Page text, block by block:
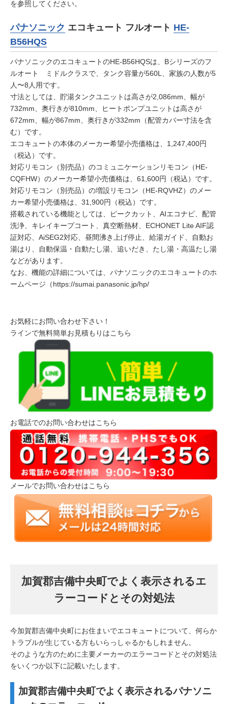
を参照してください。
パナソニック エコキュート フルオート HE-
B56HQS
パナソニックのエコキュートのHE-B56HQSは、Bシリーズのフ
ルオート ミドルクラスで、タンク容量が560L、家族の人数が5
人〜8人用です。
寸法としては、貯湯タンクユニットは高さが2,086mm、幅が
732mm、奥行きが810mm、ヒートポンプユニットは高さが
672mm、幅が867mm、奥行きが332mm（配管カバー寸法を含
む）です。
エコキュートの本体のメーカー希望小売価格は、1,247,400円
（税込）です。
対応リモコン（別売品）のコミュニケーションリモコン（HE-
CQFHW）のメーカー希望小売価格は、61,600円（税込）です。
対応リモコン（別売品）の増設リモコン（HE-RQVHZ）のメー
カー希望小売価格は、31,900円（税込）です。
搭載されている機能としては、ピークカット、AIエコナビ、配管
洗浄、キレイキープコート、真空断熱材、ECHONET Lite AIF認
証対応、AiSEG2対応、昼間沸き上げ停止、給湯ガイド、自動お
湯はり、自動保温・自動たし湯、追いだき、たし湯・高温たし湯
などがあります。
なお、機能の詳細については、パナソニックのエコキュートのホ
ームページ（https://sumai.panasonic.jp/hp/
お気軽にお問い合わせ下さい！
ラインで無料簡単お見積もりはこちら
お電話でのお問い合わせはこちら
メールでお問い合わせはこちら
加賀郡吉備中央町でよく表示されるエ
ラーコードとその対処法
今加賀郡吉備中央町にお住まいでエコキュートについて、何らか
トラブルが生じている方もいらっしゃるかもしれません。
そのような方のために主要メーカーのエラーコードとその対処法
をいくつか以下に記載いたします。
加賀郡吉備中央町でよく表示されるパナソニ